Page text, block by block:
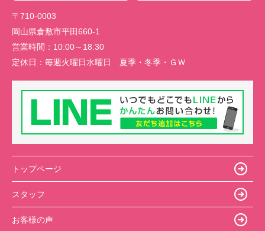
〒710-0003
岡山県倉敷市平田660-1
営業時間： 10:00～18:30
定休日： 毎週火曜日水曜日 夏季・冬季・ＧＷ
トップページ
スタッフ
お客様の声